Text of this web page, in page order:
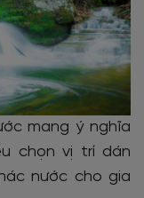
mang ý nghĩa
chọn vị trí dán
nước cho gia